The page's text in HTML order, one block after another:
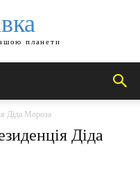
планети
Діда Мороза
Діда